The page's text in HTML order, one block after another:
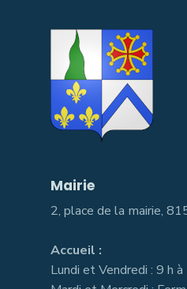
Mairie
2, place de la mairie,
Accueil :
Lundi et Vendredi : 9 h